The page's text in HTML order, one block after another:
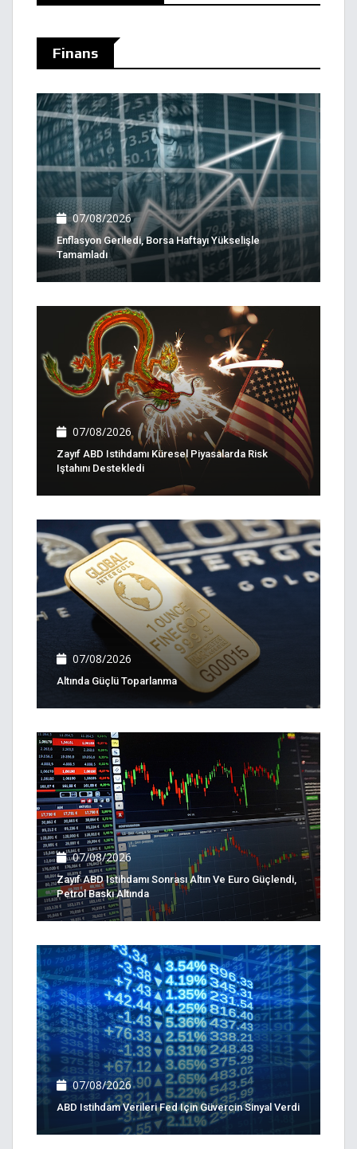
Finans
07/08/2026
Enflasyon Geriledi, Borsa Haftayı Yükselişle
Tamamladı
07/08/2026
Zayıf ABD Istihdamı Küresel Piyasalarda Risk
Iştahını Destekledi
07/08/2026
Altında Güçlü Toparlanma
07/08/2026
Zayıf ABD Istihdamı Sonrası Altın Ve Euro Güçlendi,
Petrol Baskı Altında
07/08/2026
ABD Istihdam Verileri Fed Için Güvercin Sinyal Verdi